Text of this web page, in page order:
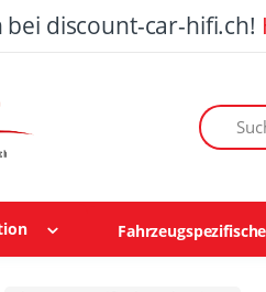
discount-car-hifi.ch!
Suchen